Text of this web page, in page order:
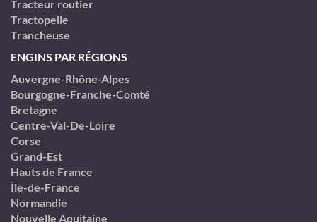
Tracteur routier
Tractopelle
Trancheuse
ENGINS PAR RÉGIONS
Auvergne-Rhône-Alpes
Bourgogne-Franche-Comté
Bretagne
Centre-Val-De-Loire
Corse
Grand-Est
Hauts de France
Île-de-France
Normandie
Nouvelle Aquitaine